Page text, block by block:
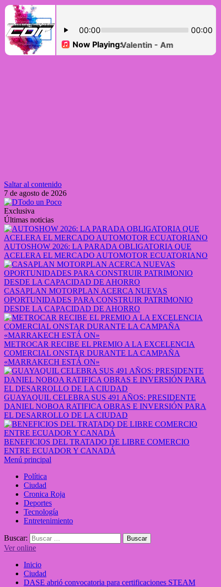
Saltar al contenido
7 de agosto de 2026
Exclusiva
Últimas noticias
AUTOSHOW 2026: LA PARADA OBLIGATORIA QUE
ACELERA EL MERCADO AUTOMOTOR ECUATORIANO
CASAPLAN MOTORPLAN ACERCA NUEVAS
OPORTUNIDADES PARA CONSTRUIR PATRIMONIO
DESDE LA CAPACIDAD DE AHORRO
METROCAR RECIBE EL PREMIO A LA EXCELENCIA
COMERCIAL ONSTAR DURANTE LA CAMPAÑA
«MARRAKECH ESTÁ ON»
GUAYAQUIL CELEBRA SUS 491 AÑOS: PRESIDENTE
DANIEL NOBOA RATIFICA OBRAS E INVERSIÓN PARA
EL DESARROLLO DE LA CIUDAD
BENEFICIOS DEL TRATADO DE LIBRE COMERCIO
ENTRE ECUADOR Y CANADÁ
Menú principal
Política
Ciudad
Cronica Roja
Deportes
Tecnología
Entretenimiento
Buscar:
Ver online
Inicio
Ciudad
DASE abrió convocatoria para certificaciones STEAM